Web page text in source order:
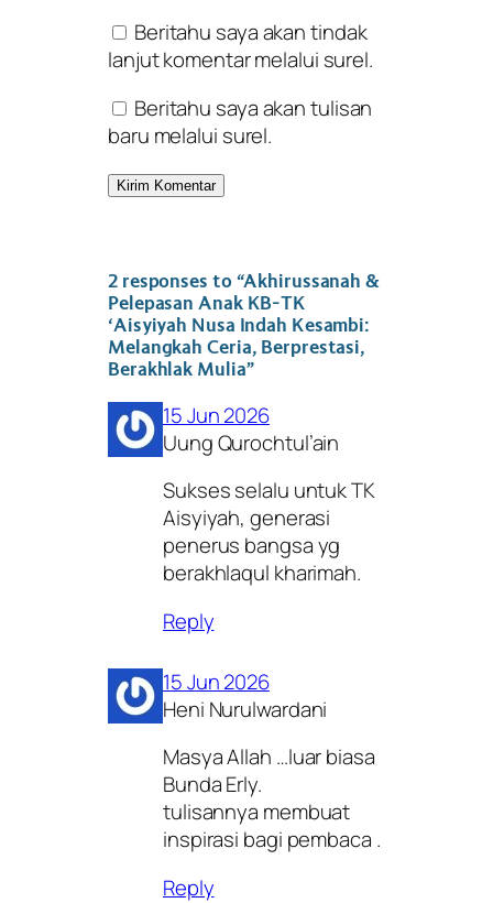
Beritahu saya akan tindak
lanjut komentar melalui surel.
Beritahu saya akan tulisan
baru melalui surel.
2 responses to “Akhirussanah &
Pelepasan Anak KB-TK
‘Aisyiyah Nusa Indah Kesambi:
Melangkah Ceria, Berprestasi,
Berakhlak Mulia”
15 Jun 2026
Uung Qurochtul’ain
Sukses selalu untuk TK
Aisyiyah, generasi
penerus bangsa yg
berakhlaqul kharimah.
Reply
15 Jun 2026
Heni Nurulwardani
Masya Allah …luar biasa
Bunda Erly.
tulisannya membuat
inspirasi bagi pembaca .
Reply